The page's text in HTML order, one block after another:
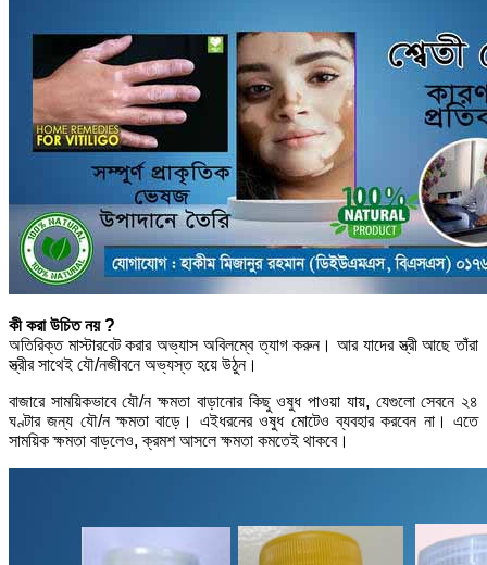
কী করা উচিত নয় ?
অতিরিক্ত মাস্টারবেট করার অভ্যাস অবিলম্বে ত্যাগ করুন। আর যাদের স্ত্রী আছে তাঁরা
স্ত্রীর সাথেই যৌ/নজীবনে অভ্যস্ত হয়ে উঠুন।
বাজারে সাময়িকভাবে যৌ/ন ক্ষমতা বাড়ানোর কিছু ওষুধ পাওয়া যায়, যেগুলো সেবনে ২৪
ঘণ্টার জন্য যৌ/ন ক্ষমতা বাড়ে। এইধরনের ওষুধ মোটেও ব্যবহার করবেন না। এতে
সাময়িক ক্ষমতা বাড়লেও, ক্রমশ আসলে ক্ষমতা কমতেই থাকবে।